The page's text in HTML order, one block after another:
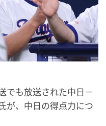
でも放送された中日－
が、中日の得点力につ